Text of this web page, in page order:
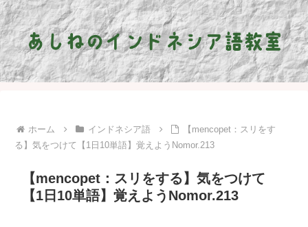
ホーム インドネシア語
【mencopet：スリをす
る】気をつけて【1日10単語】覚えようNomor.213
【mencopet：スリをする】気をつけて
【1日10単語】覚えようNomor.213